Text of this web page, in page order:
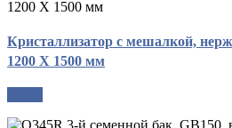
Кристаллизатор с мешалкой,
1200 X 1500 мм